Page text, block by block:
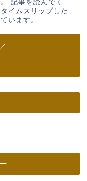
記事を読んでく
イムスリップした
います。